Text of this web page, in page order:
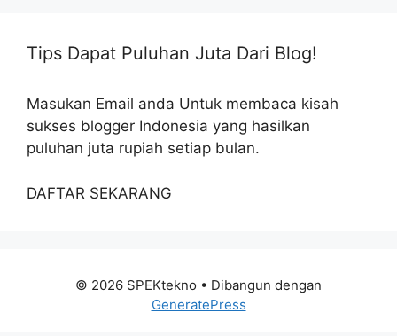
Tips Dapat Puluhan Juta Dari Blog!
Masukan Email anda Untuk membaca kisah
sukses blogger Indonesia yang hasilkan
puluhan juta rupiah setiap bulan.
DAFTAR SEKARANG
© 2026 SPEKtekno • Dibangun dengan
GeneratePress